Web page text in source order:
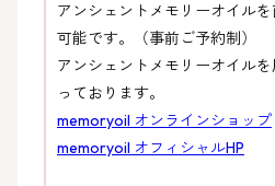
アンシェントメモリーオイル
可能です。（事前ご予約制）
アンシェントメモリーオイル
っております。
memoryoil オンラインショップ
memoryoil オフィシャルHP